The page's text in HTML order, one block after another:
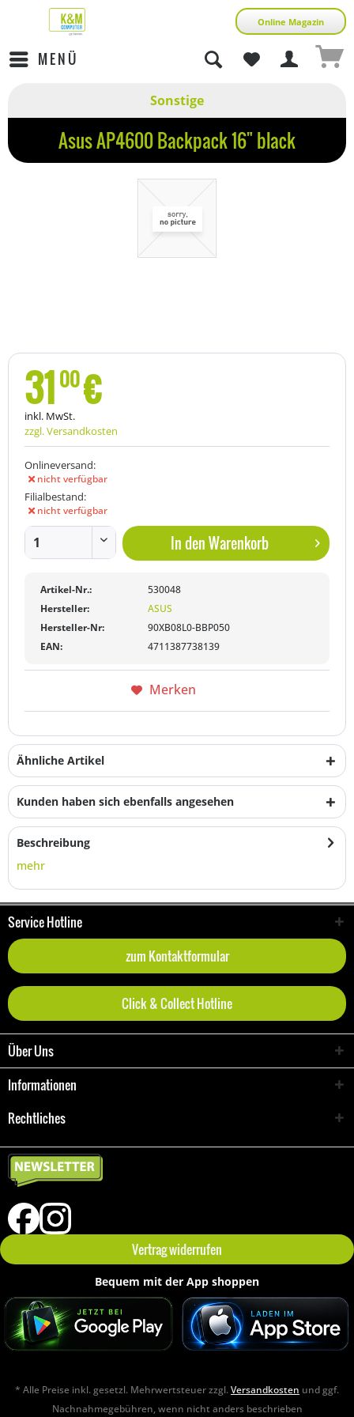
Online Magazin
MENÜ
Sonstige
Asus AP4600 Backpack 16" black
31 00€
inkl. MwSt.
zzgl. Versandkosten
Onlineversand:
nicht verfügbar
Filialbestand:
nicht verfügbar
In denWarenkorb
Artikel-Nr.:
530048
Hersteller:
ASUS
Hersteller-Nr:
90XB08L0-BBP050
EAN:
4711387738139
Merken
Ähnliche Artikel
Kunden haben sich ebenfalls angesehen
Beschreibung
mehr
Service Hotline
zum Kontaktformular
Click & Collect Hotline
Über Uns
Informationen
Rechtliches
Vertrag widerrufen
Bequem mit der App shoppen
* Alle Preise inkl. gesetzl. Mehrwertsteuer zzgl.Versandkosten und ggf.
Nachnahmegebühren, wenn nicht anders beschrieben